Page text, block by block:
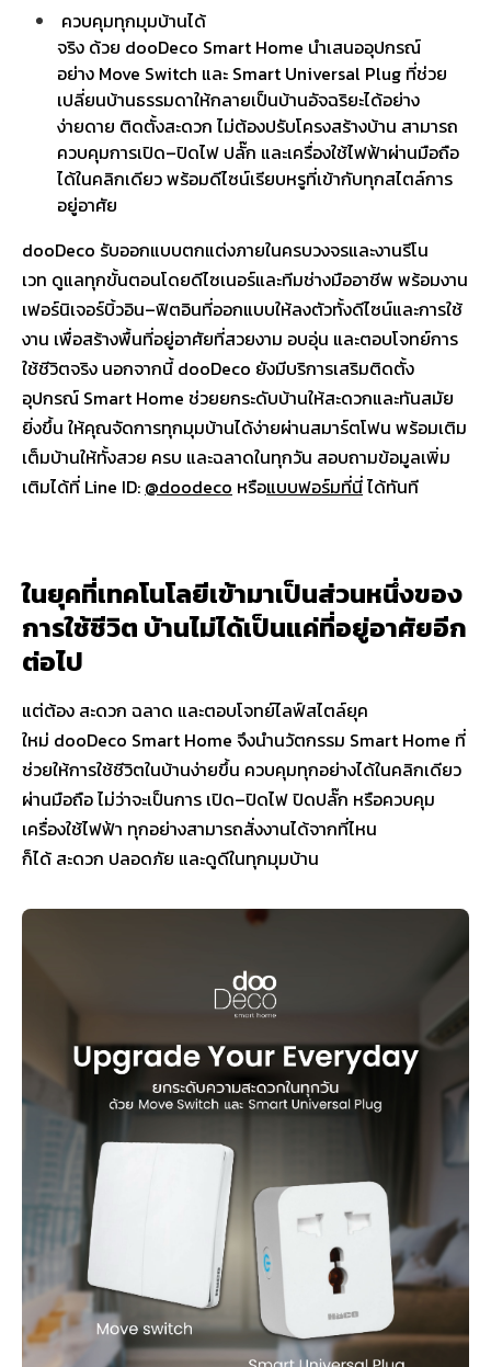
ควบคุมทุกมุมบ้านได้
จริง ด้วย dooDeco Smart Home นำเสนออุปกรณ์
อย่าง Move Switch และ Smart Universal Plug ที่ช่วย
เปลี่ยนบ้านธรรมดาให้กลายเป็นบ้านอัจฉริยะได้อย่าง
ง่ายดาย ติดตั้งสะดวก ไม่ต้องปรับโครงสร้างบ้าน สามารถ
ควบคุมการเปิด–ปิดไฟ ปลั๊ก และเครื่องใช้ไฟฟ้าผ่านมือถือ
ได้ในคลิกเดียว พร้อมดีไซน์เรียบหรูที่เข้ากับทุกสไตล์การ
อยู่อาศัย
dooDeco รับออกแบบตกแต่งภายในครบวงจรและงานรีโน
เวท ดูแลทุกขั้นตอนโดยดีไซเนอร์และทีมช่างมืออาชีพ พร้อมงาน
เฟอร์นิเจอร์บิ้วอิน–ฟิตอินที่ออกแบบให้ลงตัวทั้งดีไซน์และการใช้
งาน เพื่อสร้างพื้นที่อยู่อาศัยที่สวยงาม อบอุ่น และตอบโจทย์การ
ใช้ชีวิตจริง นอกจากนี้ dooDeco ยังมีบริการเสริมติดตั้ง
อุปกรณ์ Smart Home ช่วยยกระดับบ้านให้สะดวกและทันสมัย
ยิ่งขึ้น ให้คุณจัดการทุกมุมบ้านได้ง่ายผ่านสมาร์ตโฟน พร้อมเติม
เต็มบ้านให้ทั้งสวย ครบ และฉลาดในทุกวัน สอบถามข้อมูลเพิ่ม
เติมได้ที่ Line ID: @doodeco หรือแบบฟอร์มที่นี่ได้ทันที
ในยุคที่เทคโนโลยีเข้ามาเป็นส่วนหนึ่งของ
การใช้ชีวิต บ้านไม่ได้เป็นแค่ที่อยู่อาศัยอีก
ต่อไป
แต่ต้อง สะดวก ฉลาด และตอบโจทย์ไลฟ์สไตล์ยุค
ใหม่ dooDeco Smart Home จึงนำนวัตกรรม Smart Home ที่
ช่วยให้การใช้ชีวิตในบ้านง่ายขึ้น ควบคุมทุกอย่างได้ในคลิกเดียว
ผ่านมือถือ ไม่ว่าจะเป็นการ เปิด–ปิดไฟ ปิดปลั๊ก หรือควบคุม
เครื่องใช้ไฟฟ้า ทุกอย่างสามารถสั่งงานได้จากที่ไหน
ก็ได้ สะดวก ปลอดภัย และดูดีในทุกมุมบ้าน